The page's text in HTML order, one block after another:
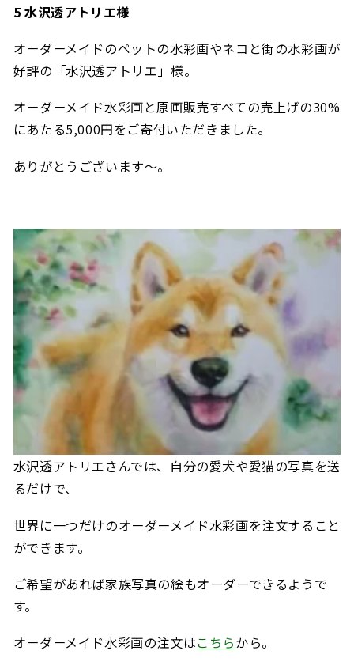
5 水沢透アトリエ様
オーダーメイドのペットの水彩画やネコと街の水彩画が
好評の「水沢透アトリエ」様。
オーダーメイド水彩画と原画販売すべての売上げの30%
にあたる5,000円をご寄付いただきました。
ありがとうございます～。
水沢透アトリエさんでは、自分の愛犬や愛猫の写真を送
るだけで、
世界に一つだけのオーダーメイド水彩画を注文すること
ができます。
ご希望があれば家族写真の絵もオーダーできるようで
す。
オーダーメイド水彩画の注文はこちらから。